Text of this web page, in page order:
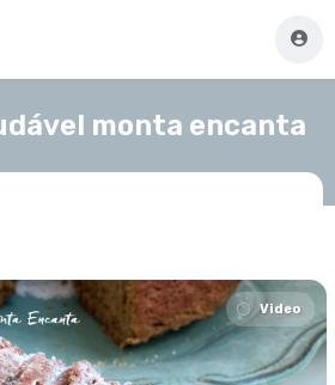
monta encanta
Video